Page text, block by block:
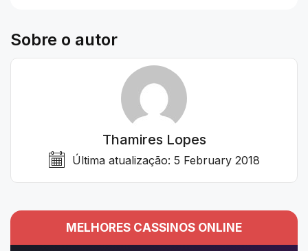
Sobre o autor
Thamires Lopes
Última atualização: 5 February 2018
MELHORES CASSINOS ONLINE